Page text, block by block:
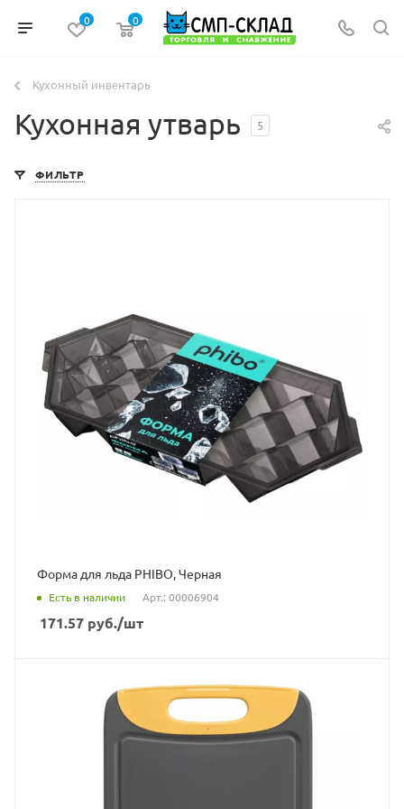
0 0
Кухонный инвентарь
Кухонная утварь 5
ФИЛЬТР
Форма для льда PHIBO, Черная
Есть в наличии Арт.: 00006904
171.57 руб./шт